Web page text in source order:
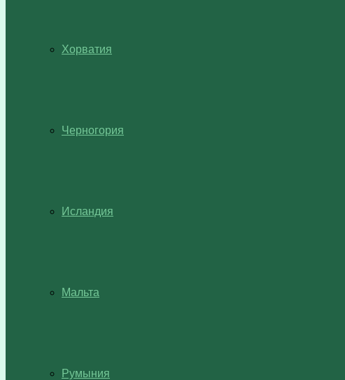
Хорватия
Черногория
Исландия
Мальта
Румыния